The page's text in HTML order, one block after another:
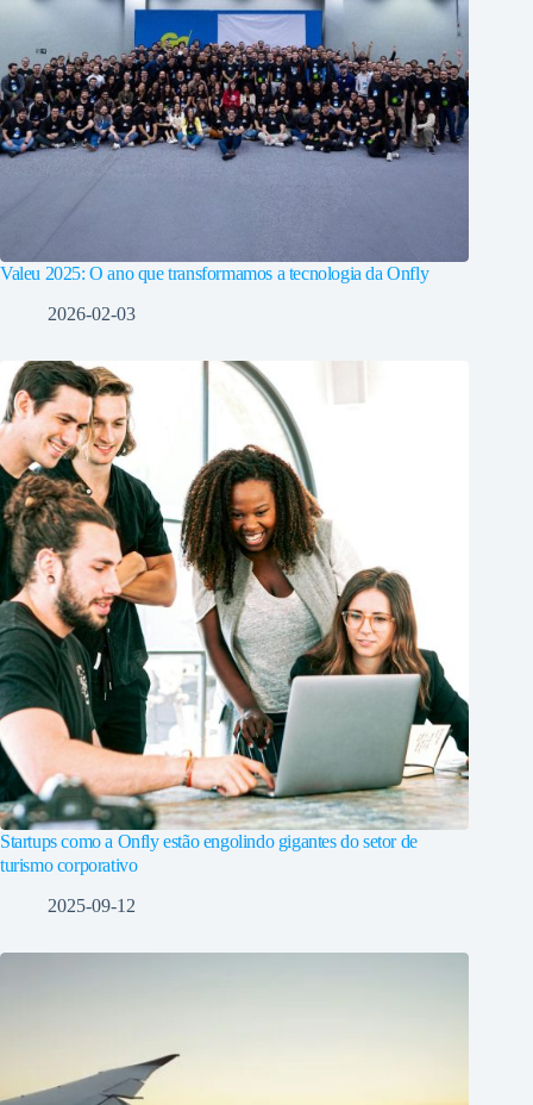
Valeu 2025: O ano que transformamos a tecnologia da Onfly
2026-02-03
Startups como a Onfly estão engolindo gigantes do setor de
turismo corporativo
2025-09-12